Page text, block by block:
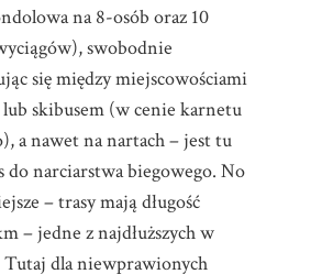
na 8-osób oraz 10
swobodnie
się między miejscowościami
skibusem (w cenie karnetu
a nawet na nartach – jest tu
do narciarstwa biegowego. No
– trasy mają długość
– jedne z najdłuższych w
Tutaj dla niewprawionych